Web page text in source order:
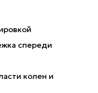
спереди
колен и